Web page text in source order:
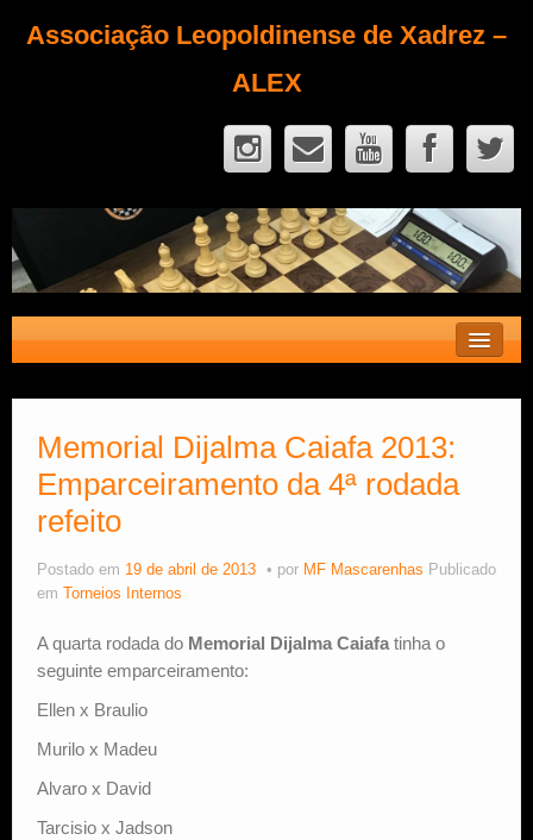
Associação Leopoldinense de Xadrez –
ALEX
Fique Sócio
Quem Somos?
Calendário
Estude Xadrez
Memorial Dijalma Caiafa 2013:
Emparceiramento da 4ª rodada
refeito
Postado em 19 de abril de 2013 por MF Mascarenhas Publicado
em
Torneios Internos
A quarta rodada do Memorial Dijalma Caiafa tinha o
seguinte emparceiramento:
Ellen x Braulio
Murilo x Madeu
Alvaro x David
Tarcisio x Jadson